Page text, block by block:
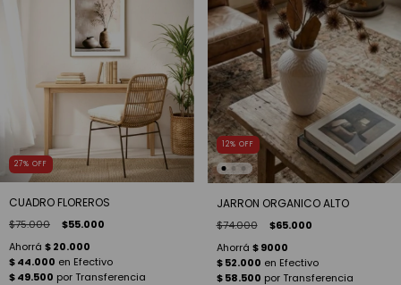
27% OFF
CUADRO FLOREROS
$75.000 $55.000
12% OFF
JARRON ORGANICO ALTO
$74.000 $65.000